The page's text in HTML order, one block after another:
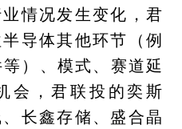
情况发生变化，君
导体其他环节（例
）、模式、赛道延
会，君联投的奕斯
长鑫存储、 盛合晶